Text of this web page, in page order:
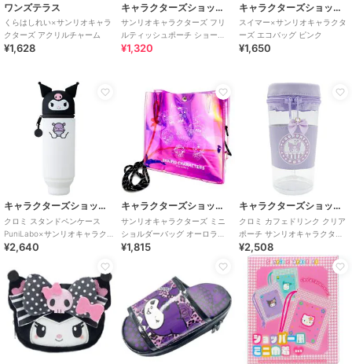
ワンズテラス
くらはしれい×サンリオキャラ
クターズ アクリルチャーム
¥1,628
キャラクターズショップ ラフラフ
サンリオキャラクターズ フリ
ルティッシュポーチ ショート
ケーキ スウィートケーキコレ
¥1,320
キャラクターズショップ ラフラフ
スイマー×サンリオキャラクタ
ーズ エコバッグ ピンク
¥1,650
キャラクターズショップ ラフラフ
クロミ スタンドペンケース
PuniLabo×サンリオキャラク
ターズ
¥2,640
キャラクターズショップ ラフラフ
サンリオキャラクターズ ミニ
ショルダーバッグ オーロラピ
ンク フェス
¥1,815
キャラクターズショップ ラフラフ
クロミ カフェドリンク クリア
ポーチ サンリオキャラクター
ズ
¥2,508